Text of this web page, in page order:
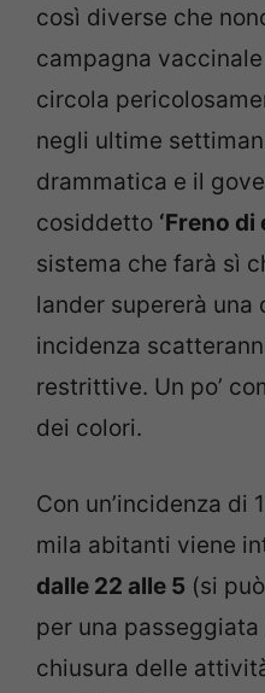
così diverse che
campagna
circola
negli ultime
drammatica e il
cosiddetto ‘Freno di
sistema che farà sì
lander supererà una
incidenza
restrittive. Un po’
dei colori.
Con un’incidenza di
mila abitanti viene
dalle 22 alle 5 (si
per una
chiusura delle